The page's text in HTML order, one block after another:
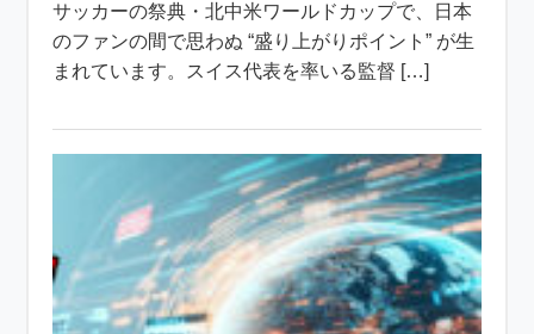
サッカーの祭典・北中米ワールドカップで、日本
のファンの間で思わぬ “盛り上がりポイント” が生
まれています。スイス代表を率いる監督 […]